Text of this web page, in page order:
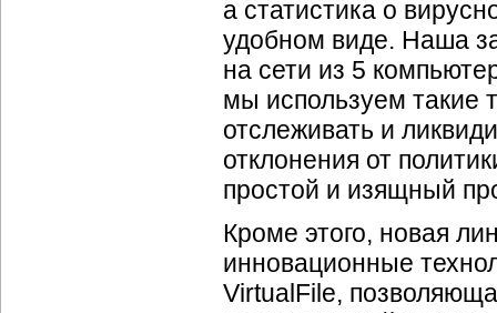
а статистика о
удобном виде. Наша
на сети из 5
мы используем такие
отслеживать и
отклонения от
простой и изящный
Кроме этого, новая
инновационные
VirtualFile,